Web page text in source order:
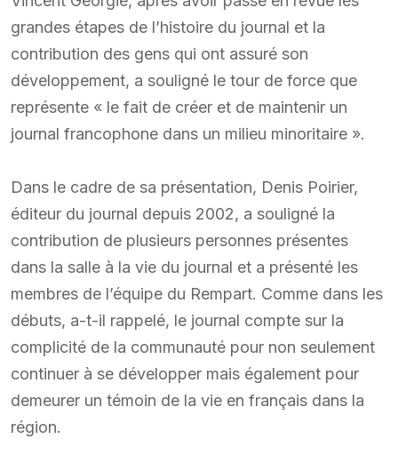
grandes étapes de l’histoire du journal et la
contribution des gens qui ont assuré son
développement, a souligné le tour de force que
représente « le fait de créer et de maintenir un
journal francophone dans un milieu minoritaire ».
Dans le cadre de sa présentation, Denis Poirier,
éditeur du journal depuis 2002, a souligné la
contribution de plusieurs personnes présentes
dans la salle à la vie du journal et a présenté les
membres de l’équipe du Rempart. Comme dans les
débuts, a-t-il rappelé, le journal compte sur la
complicité de la communauté pour non seulement
continuer à se développer mais également pour
demeurer un témoin de la vie en français dans la
région.